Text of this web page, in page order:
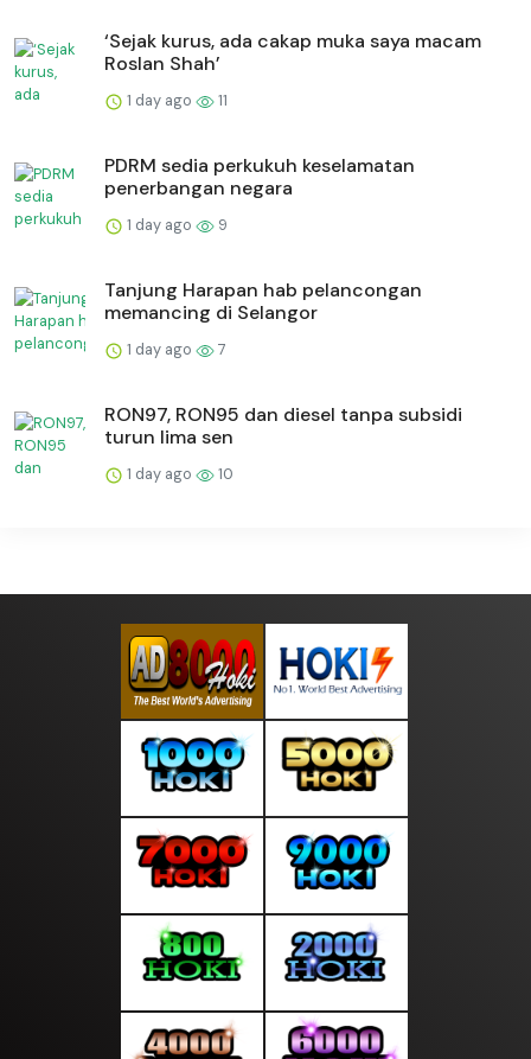
‘Sejak kurus, ada cakap muka saya macam
Roslan Shah’
1 day ago 11
PDRM sedia perkukuh keselamatan
penerbangan negara
1 day ago 9
Tanjung Harapan hab pelancongan
memancing di Selangor
1 day ago 7
RON97, RON95 dan diesel tanpa subsidi
turun lima sen
1 day ago 10